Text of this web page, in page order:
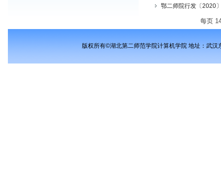
鄂二师院行发〔2020
每页
版权所有©湖北第二师范学院计算机学院 地址：武